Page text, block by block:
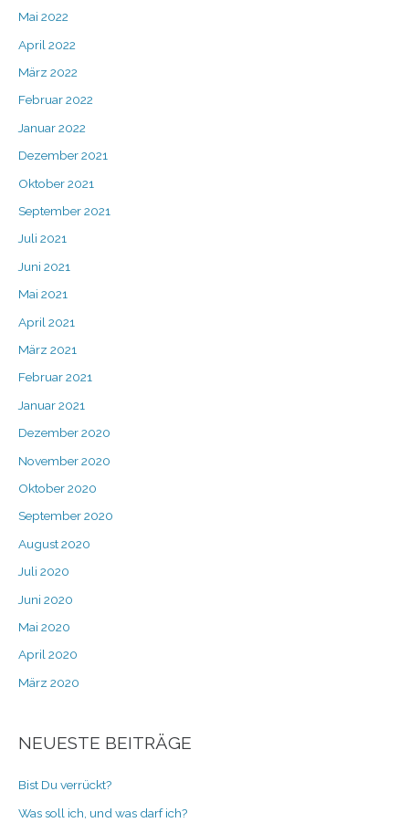
Mai 2022
April 2022
März 2022
Februar 2022
Januar 2022
Dezember 2021
Oktober 2021
September 2021
Juli 2021
Juni 2021
Mai 2021
April 2021
März 2021
Februar 2021
Januar 2021
Dezember 2020
November 2020
Oktober 2020
September 2020
August 2020
Juli 2020
Juni 2020
Mai 2020
April 2020
März 2020
NEUESTE BEITRÄGE
Bist Du verrückt?
Was soll ich, und was darf ich?